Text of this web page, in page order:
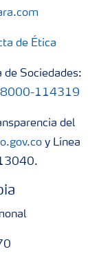
de Ética
de Sociedades:
114319
del
y Línea